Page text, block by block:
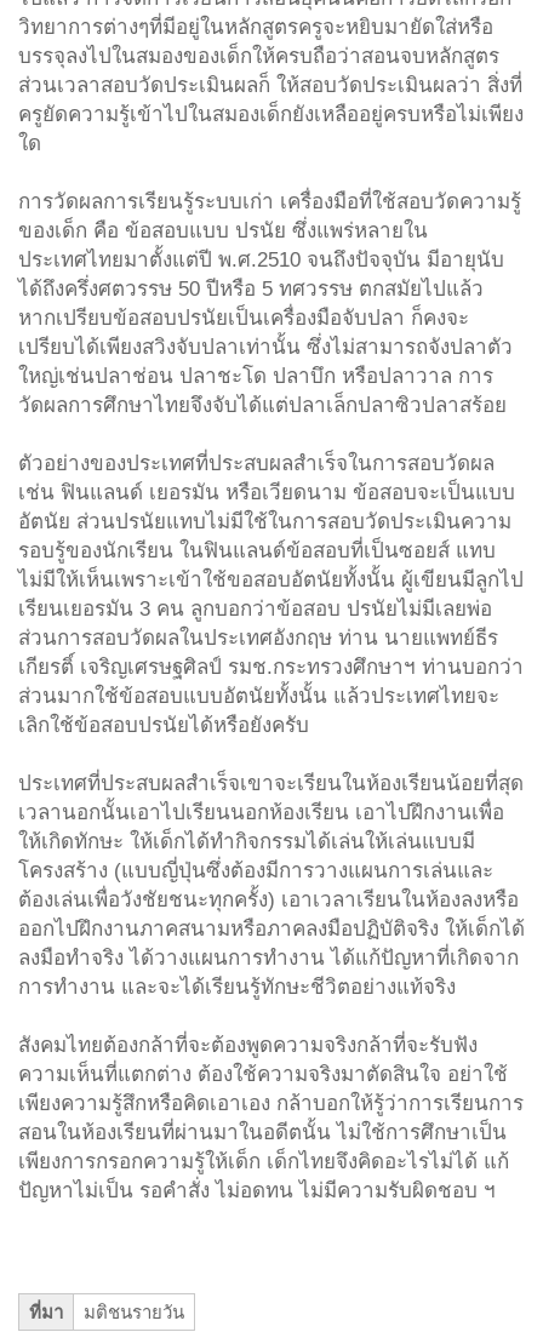
วิทยาการต่างๆที่มีอยู่ในหลักสูตรครูจะหยิบมายัดใส่หรือ
บรรจุลงไปในสมองของเด็กให้ครบถือว่าสอนจบหลักสูตร
ส่วนเวลาสอบวัดประเมินผลก็ ให้สอบวัดประเมินผลว่า สิ่งที่
ครูยัดความรู้เข้าไปในสมองเด็กยังเหลืออยู่ครบหรือไม่เพียง
ใด
การวัดผลการเรียนรู้ระบบเก่า เครื่องมือที่ใช้สอบวัดความรู้
ของเด็ก คือ ข้อสอบแบบ ปรนัย ซึ่งแพร่หลายใน
ประเทศไทยมาตั้งแต่ปี พ.ศ.2510 จนถึงปัจจุบัน มีอายุนับ
ได้ถึงครึ่งศตวรรษ 50 ปีหรือ 5 ทศวรรษ ตกสมัยไปแล้ว
หากเปรียบข้อสอบปรนัยเป็นเครื่องมือจับปลา ก็คงจะ
เปรียบได้เพียงสวิงจับปลาเท่านั้น ซึ่งไม่สามารถจังปลาตัว
ใหญ่เช่นปลาช่อน ปลาชะโด ปลาบึก หรือปลาวาล การ
วัดผลการศึกษาไทยจึงจับได้แต่ปลาเล็กปลาซิวปลาสร้อย
ตัวอย่างของประเทศที่ประสบผลสำเร็จในการสอบวัดผล
เช่น ฟินแลนด์ เยอรมัน หรือเวียดนาม ข้อสอบจะเป็นแบบ
อัตนัย ส่วนปรนัยแทบไม่มีใช้ในการสอบวัดประเมินความ
รอบรู้ของนักเรียน ในฟินแลนด์ข้อสอบที่เป็นซอยส์ แทบ
ไม่มีให้เห็นเพราะเข้าใช้ขอสอบอัตนัยทั้งนั้น ผู้เขียนมีลูกไป
เรียนเยอรมัน 3 คน ลูกบอกว่าข้อสอบ ปรนัยไม่มีเลยพ่อ
ส่วนการสอบวัดผลในประเทศอังกฤษ ท่าน นายแพทย์ธีร
เกียรติ์ เจริญเศรษฐศิลป์ รมช.กระทรวงศึกษาฯ ท่านบอกว่า
ส่วนมากใช้ข้อสอบแบบอัตนัยทั้งนั้น แล้วประเทศไทยจะ
เลิกใช้ข้อสอบปรนัยได้หรือยังครับ
ประเทศที่ประสบผลสำเร็จเขาจะเรียนในห้องเรียนน้อยที่สุด
เวลานอกนั้นเอาไปเรียนนอกห้องเรียน เอาไปฝึกงานเพื่อ
ให้เกิดทักษะ ให้เด็กได้ทำกิจกรรมได้เล่นให้เล่นแบบมี
โครงสร้าง (แบบญี่ปุ่นซึ่งต้องมีการวางแผนการเล่นและ
ต้องเล่นเพื่อวังชัยชนะทุกครั้ง) เอาเวลาเรียนในห้องลงหรือ
ออกไปฝึกงานภาคสนามหรือภาคลงมือปฏิบัติจริง ให้เด็กได้
ลงมือทำจริง ได้วางแผนการทำงาน ได้แก้ปัญหาที่เกิดจาก
การทำงาน และจะได้เรียนรู้ทักษะชีวิตอย่างแท้จริง
สังคมไทยต้องกล้าที่จะต้องพูดความจริงกล้าที่จะรับฟัง
ความเห็นที่แตกต่าง ต้องใช้ความจริงมาตัดสินใจ อย่าใช้
เพียงความรู้สึกหรือคิดเอาเอง กล้าบอกให้รู้ว่าการเรียนการ
สอนในห้องเรียนที่ผ่านมาในอดีตนั้น ไม่ใช้การศึกษาเป็น
เพียงการกรอกความรู้ให้เด็ก เด็กไทยจึงคิดอะไรไม่ได้ แก้
ปัญหาไม่เป็น รอคำสั่ง ไม่อดทน ไม่มีความรับผิดชอบ ฯ
ที่มา มติชนรายวัน